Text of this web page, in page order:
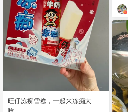
旺仔冻痴雪糕，一起来冻痴大